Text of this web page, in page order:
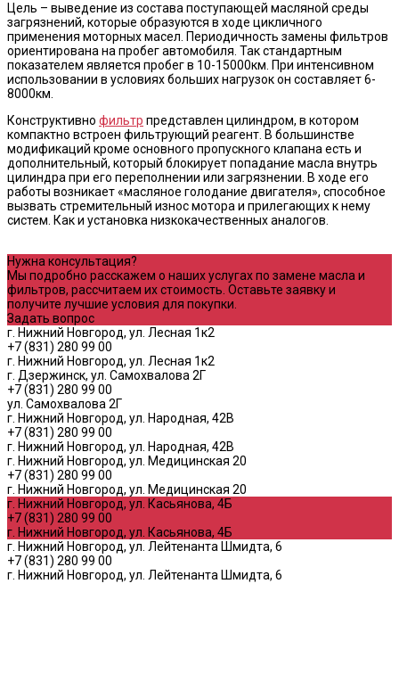
Цель – выведение из состава поступающей масляной среды
загрязнений, которые образуются в ходе цикличного
применения моторных масел. Периодичность замены фильтров
ориентирована на пробег автомобиля. Так стандартным
показателем является пробег в 10-15000км. При интенсивном
использовании в условиях больших нагрузок он составляет 6-
8000км.
Конструктивно фильтр представлен цилиндром, в котором
компактно встроен фильтрующий реагент. В большинстве
модификаций кроме основного пропускного клапана есть и
дополнительный, который блокирует попадание масла внутрь
цилиндра при его переполнении или загрязнении. В ходе его
работы возникает «масляное голодание двигателя», способное
вызвать стремительный износ мотора и прилегающих к нему
систем. Как и установка низкокачественных аналогов.
Нужна консультация?
Мы подробно расскажем о наших услугах по замене масла и
фильтров, рассчитаем их стоимость. Оставьте заявку и
получите лучшие условия для покупки.
Задать вопрос
г. Нижний Новгород, ул. Лесная 1к2
+7 (831) 280 99 00
г. Нижний Новгород, ул. Лесная 1к2
г. Дзержинск, ул. Самохвалова 2Г
+7 (831) 280 99 00
ул. Самохвалова 2Г
г. Нижний Новгород, ул. Народная, 42В
+7 (831) 280 99 00
г. Нижний Новгород, ул. Народная, 42В
г. Нижний Новгород, ул. Медицинская 20
+7 (831) 280 99 00
г. Нижний Новгород, ул. Медицинская 20
г. Нижний Новгород, ул. Касьянова, 4Б
+7 (831) 280 99 00
г. Нижний Новгород, ул. Касьянова, 4Б
г. Нижний Новгород, ул. Лейтенанта Шмидта, 6
+7 (831) 280 99 00
г. Нижний Новгород, ул. Лейтенанта Шмидта, 6